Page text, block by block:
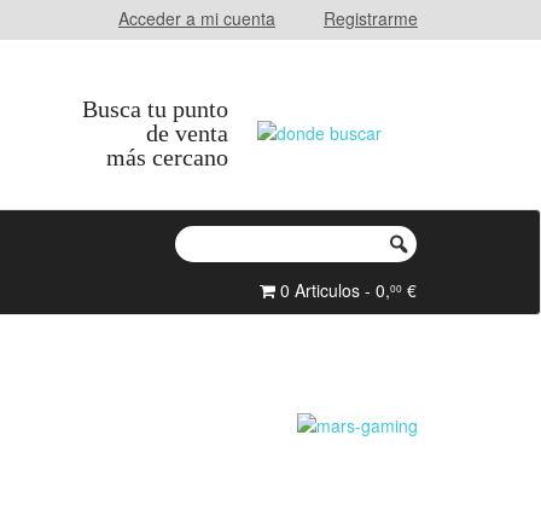
Acceder a mi cuenta Registrarme
Busca tu punto
de venta
más cercano
0 Articulos - 0,00 €